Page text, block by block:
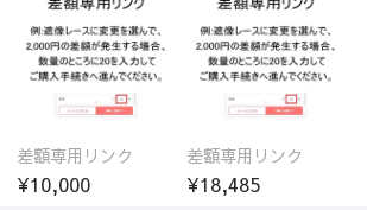
差額専用リンク
¥10,000
差額専用リンク
¥18,485